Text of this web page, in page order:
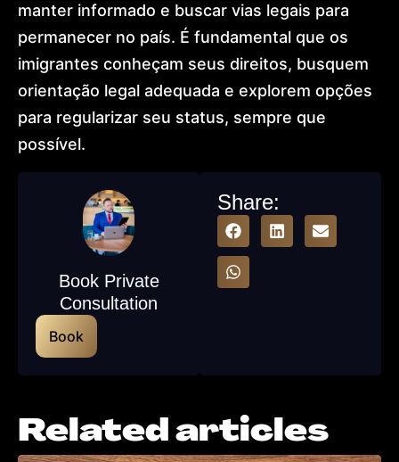
Book Private
Consultation
Book
Share:
manter informado e buscar vias legais para
permanecer no país. É fundamental que os
imigrantes conheçam seus direitos, busquem
orientação legal adequada e explorem opções
para regularizar seu status, sempre que
possível.
Related articles